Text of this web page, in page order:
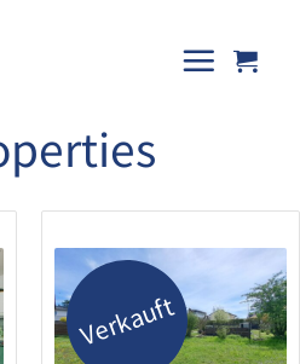
Verkauft